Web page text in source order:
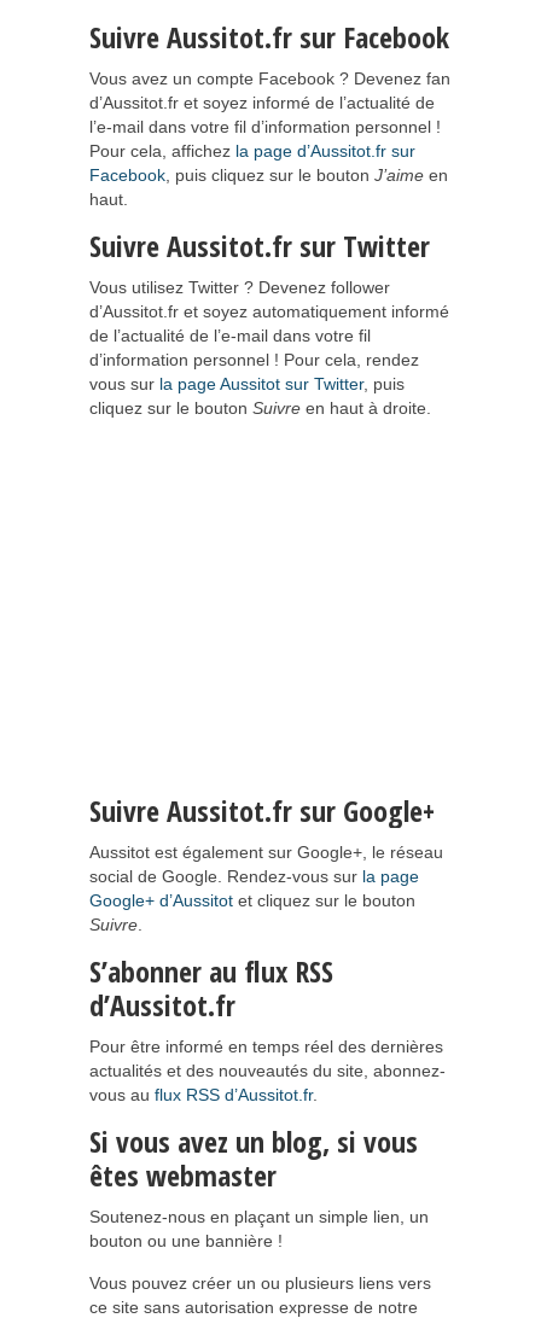
Suivre Aussitot.fr sur Facebook
Vous avez un compte Facebook ? Devenez fan
d’Aussitot.fr et soyez informé de l’actualité de
l’e-mail dans votre fil d’information personnel !
Pour cela, affichez la page d’Aussitot.fr sur
Facebook , puis cliquez sur le bouton J’aime en
haut.
Suivre Aussitot.fr sur Twitter
Vous utilisez Twitter ? Devenez follower
d’Aussitot.fr et soyez automatiquement informé
de l’actualité de l’e-mail dans votre fil
d’information personnel ! Pour cela, rendez
vous sur la page Aussitot sur Twitter, puis
cliquez sur le bouton Suivre en haut à droite.
Suivre Aussitot.fr sur Google+
Aussitot est également sur Google+, le réseau
social de Google. Rendez-vous sur la page
Google+ d’Aussitot et cliquez sur le bouton
Suivre
S’abonner au flux RSS
d’Aussitot.fr
Pour être informé en temps réel des dernières
actualités et des nouveautés du site, abonnez-
vous au flux RSS d’Aussitot.fr.
Si vous avez un blog, si vous
êtes webmaster
Soutenez-nous en plaçant un simple lien, un
bouton ou une bannière !
Vous pouvez créer un ou plusieurs liens vers
ce site sans autorisation expresse de notre